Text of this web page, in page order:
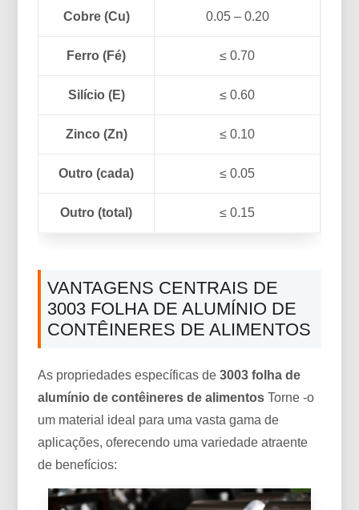
Cobre (Cu) 0.05 – 0.20
Ferro (Fé) ≤ 0.70
Silício (E) ≤ 0.60
Zinco (Zn) ≤ 0.10
Outro (cada) ≤ 0.05
Outro (total) ≤ 0.15
VANTAGENS CENTRAIS DE
3003 FOLHA DE ALUMÍNIO DE
CONTÊINERES DE ALIMENTOS
As propriedades específicas de3003 folha de
alumínio de contêineres de alimentos Torne -o
um material ideal para uma vasta gama de
aplicações, oferecendo uma variedade atraente
de benefícios: